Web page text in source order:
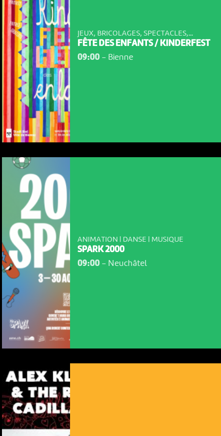
JEUX, BRICOLAGES, SPECTACLES,...
FÊTE DES ENFANTS / KINDERFEST
09:00- Bienne
ANIMATION | DANSE | MUSIQUE
SPARK 2000
09:00- Neuchâtel